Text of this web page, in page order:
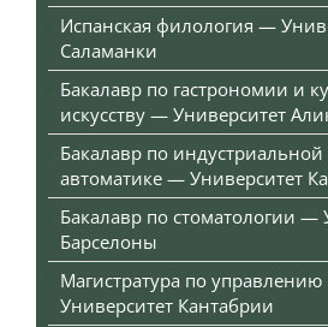
Испанская филология —
Саламанки
Бакалавр по гастрономии и
искусству — Университет
Бакалавр по индустриальной
автоматике — Университет
Бакалавр по стоматологии —
Барселоны
Магистратура по
Университет Кантабрии